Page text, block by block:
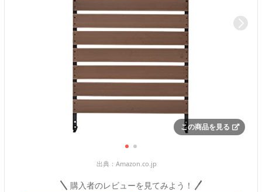
この商品を見る
出典： Amazon.co.jp
購入者のレビューを見てみよう！